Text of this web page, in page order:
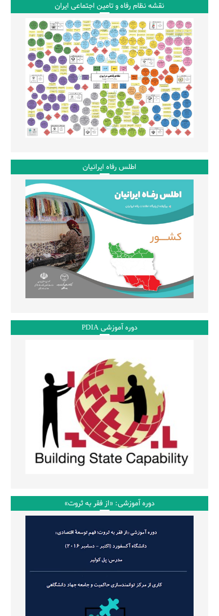
نقشه نظام رفاه و تامین اجتماعی ایران
اطلس رفاه ایرانیان
دوره آموزشی PDIA
دوره آموزشی: «از فقر به ثروت»